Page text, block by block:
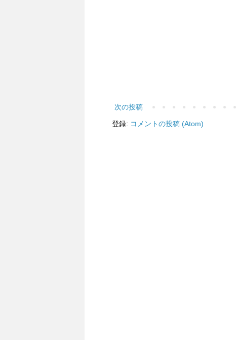
次の投稿
登録: コメントの投稿 (Atom)